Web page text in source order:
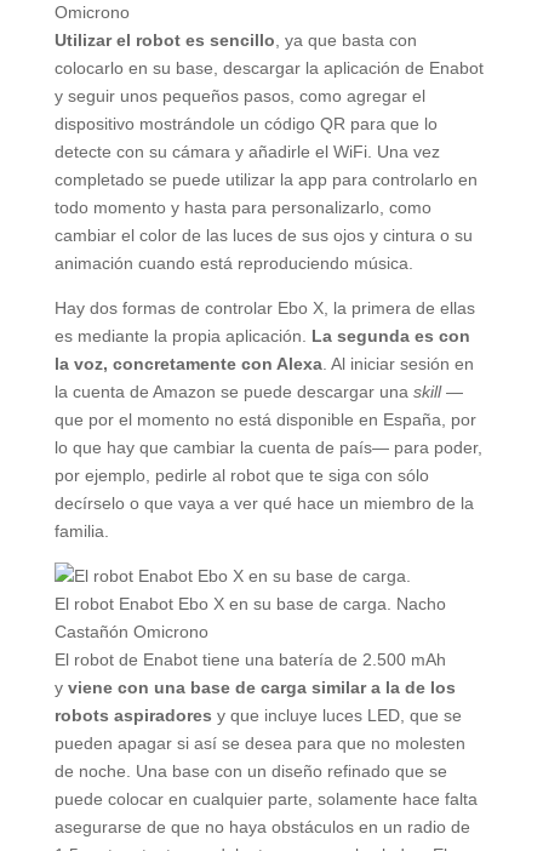
Omicrono
Utilizar el robot es sencillo , ya que basta con
colocarlo en su base, descargar la aplicación de Enabot
y seguir unos pequeños pasos, como agregar el
dispositivo mostrándole un código QR para que lo
detecte con su cámara y añadirle el WiFi. Una vez
completado se puede utilizar la app para controlarlo en
todo momento y hasta para personalizarlo, como
cambiar el color de las luces de sus ojos y cintura o su
animación cuando está reproduciendo música.
Hay dos formas de controlar Ebo X, la primera de ellas
es mediante la propia aplicación. La segunda es con
la voz, concretamente con Alexa. Al iniciar sesión en
la cuenta de Amazon se puede descargar una skill—
que por el momento no está disponible en España, por
lo que hay que cambiar la cuenta de país— para poder,
por ejemplo, pedirle al robot que te siga con sólo
decírselo o que vaya a ver qué hace un miembro de la
familia.
El robot Enabot Ebo X en su base de carga. Nacho
Castañón Omicrono
El robot de Enabot tiene una batería de 2.500 mAh
y viene con una base de carga similar a la de los
robots aspiradores y que incluye luces LED, que se
pueden apagar si así se desea para que no molesten
de noche. Una base con un diseño refinado que se
puede colocar en cualquier parte, solamente hace falta
asegurarse de que no haya obstáculos en un radio de